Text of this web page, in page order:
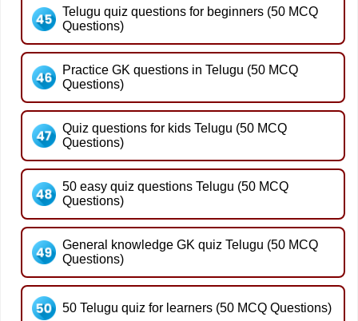
Telugu quiz questions for beginners (50 MCQ
Questions)
Practice GK questions in Telugu (50 MCQ
Questions)
Quiz questions for kids Telugu (50 MCQ
Questions)
50 easy quiz questions Telugu (50 MCQ
Questions)
General knowledge GK quiz Telugu (50 MCQ
Questions)
50 Telugu quiz for learners (50 MCQ Questions)